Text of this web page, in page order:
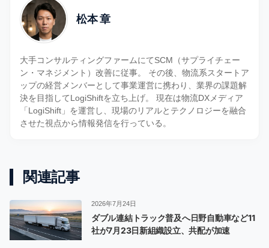
松本 章
大手コンサルティングファームにてSCM（サプライチェー
ン・マネジメント）改善に従事。 その後、物流系スタートア
ップの経営メンバーとして事業運営に携わり、業界の課題解
決を目指してLogiShiftを立ち上げ。 現在は物流DXメディア
「LogiShift」を運営し、現場のリアルとテクノロジーを融合
させた視点から情報発信を行っている。
関連記事
2026年7月24日
ダブル連結トラック普及へ日野自動車など11
社が7月23日新組織設立、共配が加速